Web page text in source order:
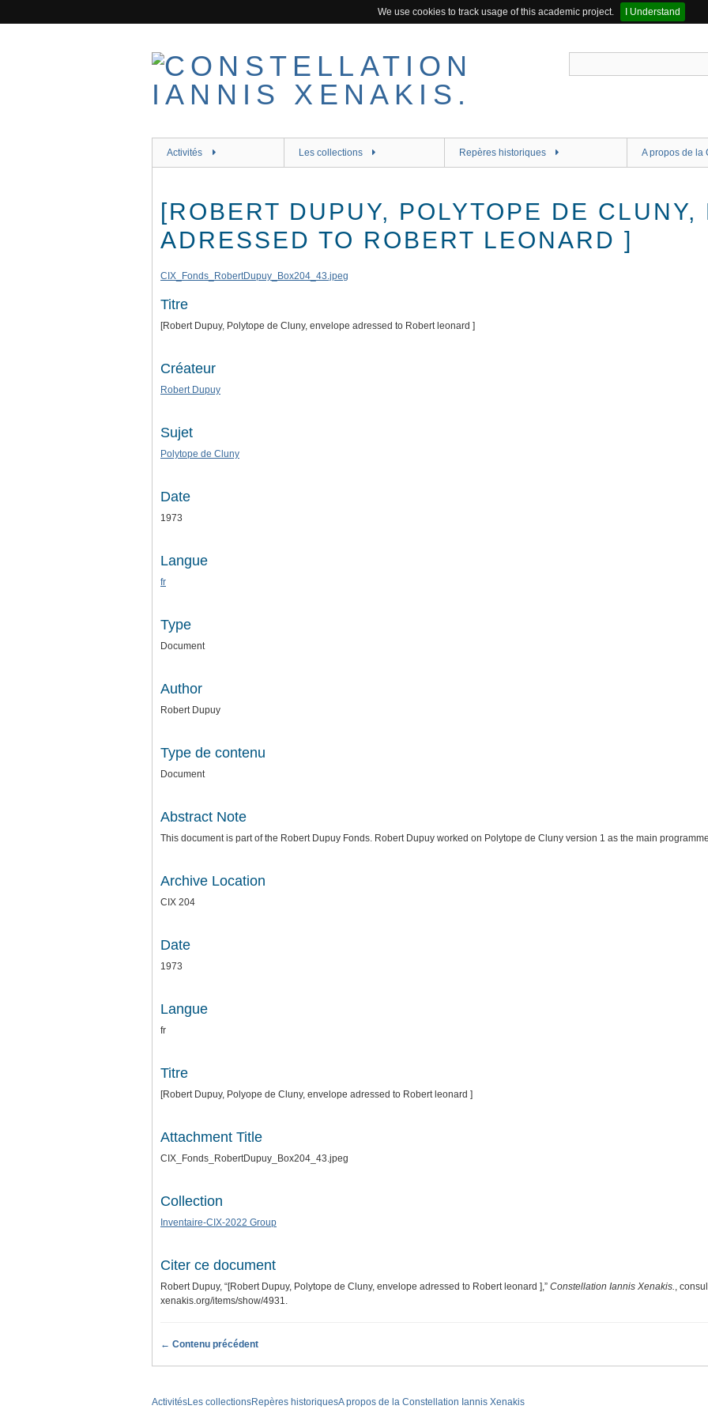
We use cookies to track usage of this academic project.
I Understand
Activités Les collections Repères historiques A propos de la
[ROBERT DUPUY, POLYTOPE DE CLUNY,
ADRESSED TO ROBERT LEONARD ]
CIX_Fonds_RobertDupuy_Box204_43.jpeg
Titre
[Robert Dupuy, Polytope de Cluny, envelope adressed to Robert leonard ]
Créateur
Robert Dupuy
Sujet
Polytope de Cluny
Date
1973
Langue
fr
Type
Document
Author
Robert Dupuy
Type de contenu
Document
Abstract Note
This document is part of the Robert Dupuy Fonds. Robert Dupuy worked on Polytope de Cluny version 1 as the main
Archive Location
CIX 204
Date
1973
Langue
fr
Titre
[Robert Dupuy, Polyope de Cluny, envelope adressed to Robert leonard ]
Attachment Title
CIX_Fonds_RobertDupuy_Box204_43.jpeg
Collection
Inventaire-CIX-2022 Group
Citer ce document
Robert Dupuy, “[Robert Dupuy, Polytope de Cluny, envelope adressed to Robert leonard ],” Constellation Iannis Xenakis.,
xenakis.org/items/show/4931.
← Contenu précédent
ActivitésLes collectionsRepères historiquesA propos de la Constellation Iannis Xenakis